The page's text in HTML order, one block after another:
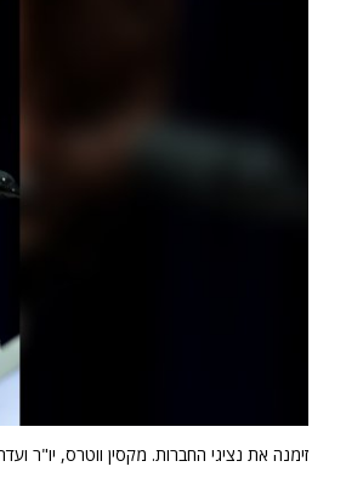
זימנה את נציגי החברות. מקסין ווטרס, יו"ר